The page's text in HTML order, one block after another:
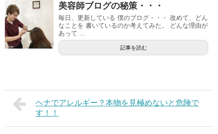
美容師ブログの秘策・・・
毎日、更新している 僕のブログ・・・ 改めて、どん
なことを 書いているのか考えてみた。 どんな理由が
あって ...
記事を読む
ヘナでアレルギー？本物を見極めないと危険で
す！！